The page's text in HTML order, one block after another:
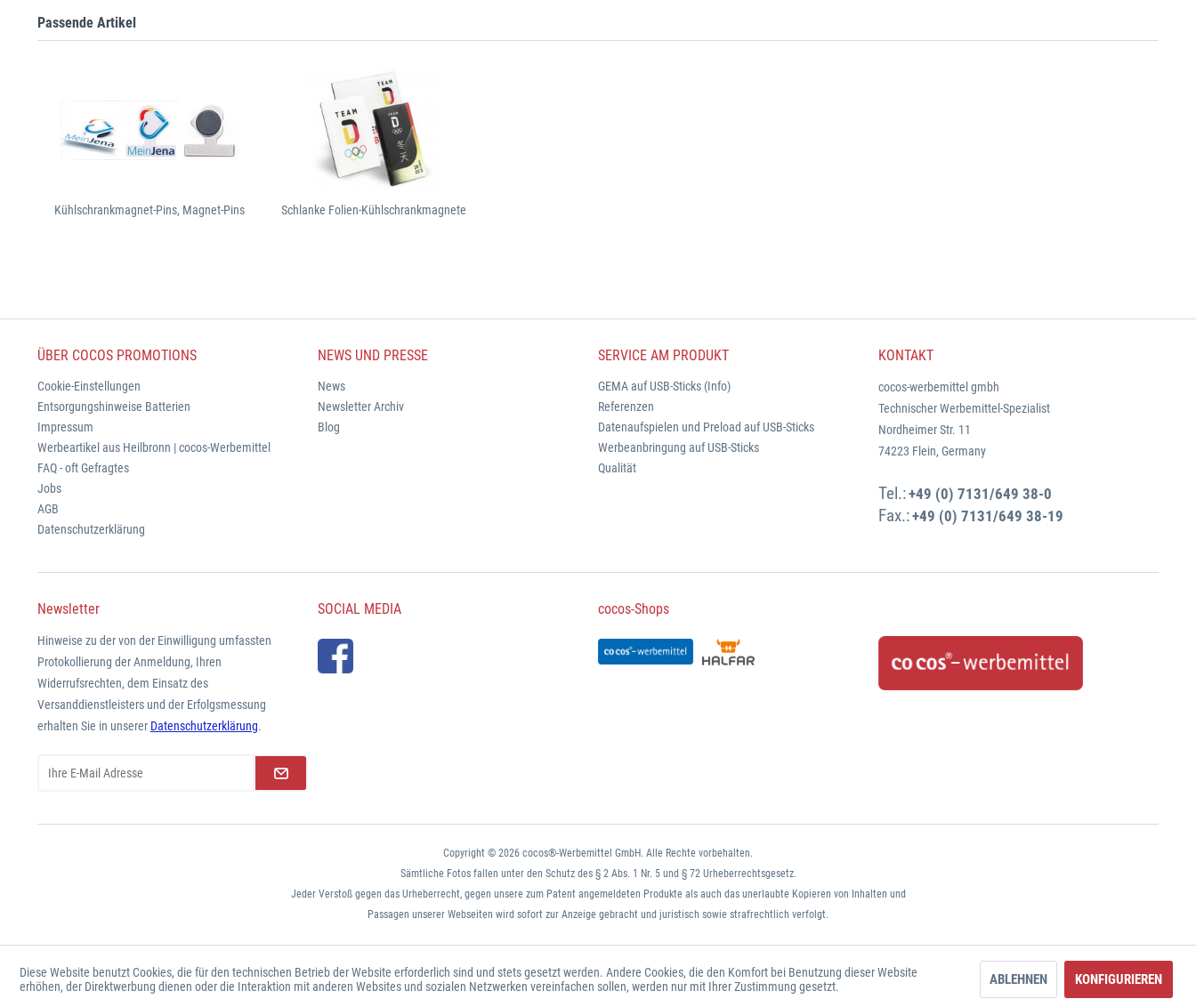
Passende Artikel
Kühlschrankmagnet-Pins, Magnet-Pins Schlanke Folien-Kühlschrankmagnete
ÜBER COCOS PROMOTIONS
Cookie-Einstellungen
Entsorgungshinweise Batterien
Impressum
Werbeartikel aus Heilbronn | cocos-Werbemittel
FAQ - oft Gefragtes
Jobs
AGB
Datenschutzerklärung
NEWS UND PRESSE
News
Newsletter Archiv
Blog
SERVICE AM PRODUKT
GEMA auf USB-Sticks (Info)
Referenzen
Datenaufspielen und Preload auf USB-Sticks
Werbeanbringung auf USB-Sticks
Qualität
KONTAKT
cocos-werbemittel gmbh
Technischer Werbemittel-Spezialist
Nordheimer Str. 11
74223 Flein, Germany
Tel.:+49 (0) 7131/649 38-0
Fax.:+49 (0) 7131/649 38-19
Newsletter
Hinweise zu der von der Einwilligung umfassten
Protokollierung der Anmeldung, Ihren
Widerrufsrechten, dem Einsatz des
Versanddienstleisters und der Erfolgsmessung
erhalten Sie in unserer Datenschutzerklärung.
SOCIAL MEDIA cocos-Shops
Copyright © 2026 cocos®-Werbemittel GmbH. Alle Rechte vorbehalten.
Sämtliche Fotos fallen unter den Schutz des § 2 Abs. 1 Nr. 5 und § 72 Urheberrechtsgesetz.
Jeder Verstoß gegen das Urheberrecht, gegen unsere zum Patent angemeldeten Produkte als auch das unerlaubte Kopieren von Inhalten und
Passagen unserer Webseiten wird sofort zur Anzeige gebracht und juristisch sowie strafrechtlich verfolgt.
Diese Website benutzt Cookies, die für den technischen Betrieb der Website erforderlich sind und stets gesetzt werden. Andere Cookies, die den Komfort bei Benutzung dieser Website
erhöhen, der Direktwerbung dienen oder die Interaktion mit anderen Websites und sozialen Netzwerken vereinfachen sollen, werden nur mit Ihrer Zustimmung gesetzt.
ABLEHNEN KONFIGURIEREN